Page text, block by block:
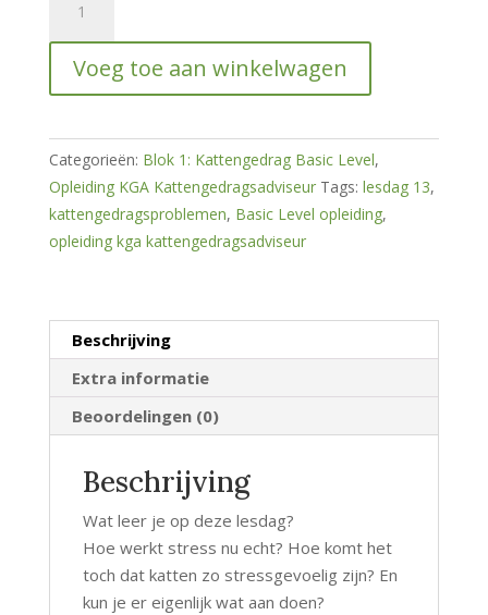
voorkomen
en
verhelpen
1
Voeg toe aan winkelwagen
Categorieën: Blok 1: Kattengedrag Basic Level,
Opleiding KGA Kattengedragsadviseur Tags: lesdag 13,
kattengedragsproblemen, Basic Level opleiding,
opleiding kga kattengedragsadviseur
Beschrijving
Extra informatie
Beoordelingen (0)
Beschrijving
Wat leer je op deze lesdag?
Hoe werkt stress nu echt? Hoe komt het
toch dat katten zo stressgevoelig zijn? En
kun je er eigenlijk wat aan doen?